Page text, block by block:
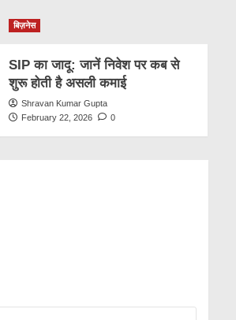
बिज़नेस
SIP का जादू: जानें निवेश पर कब से
शुरू होती है असली कमाई
Shravan Kumar Gupta
February 22, 2026
0